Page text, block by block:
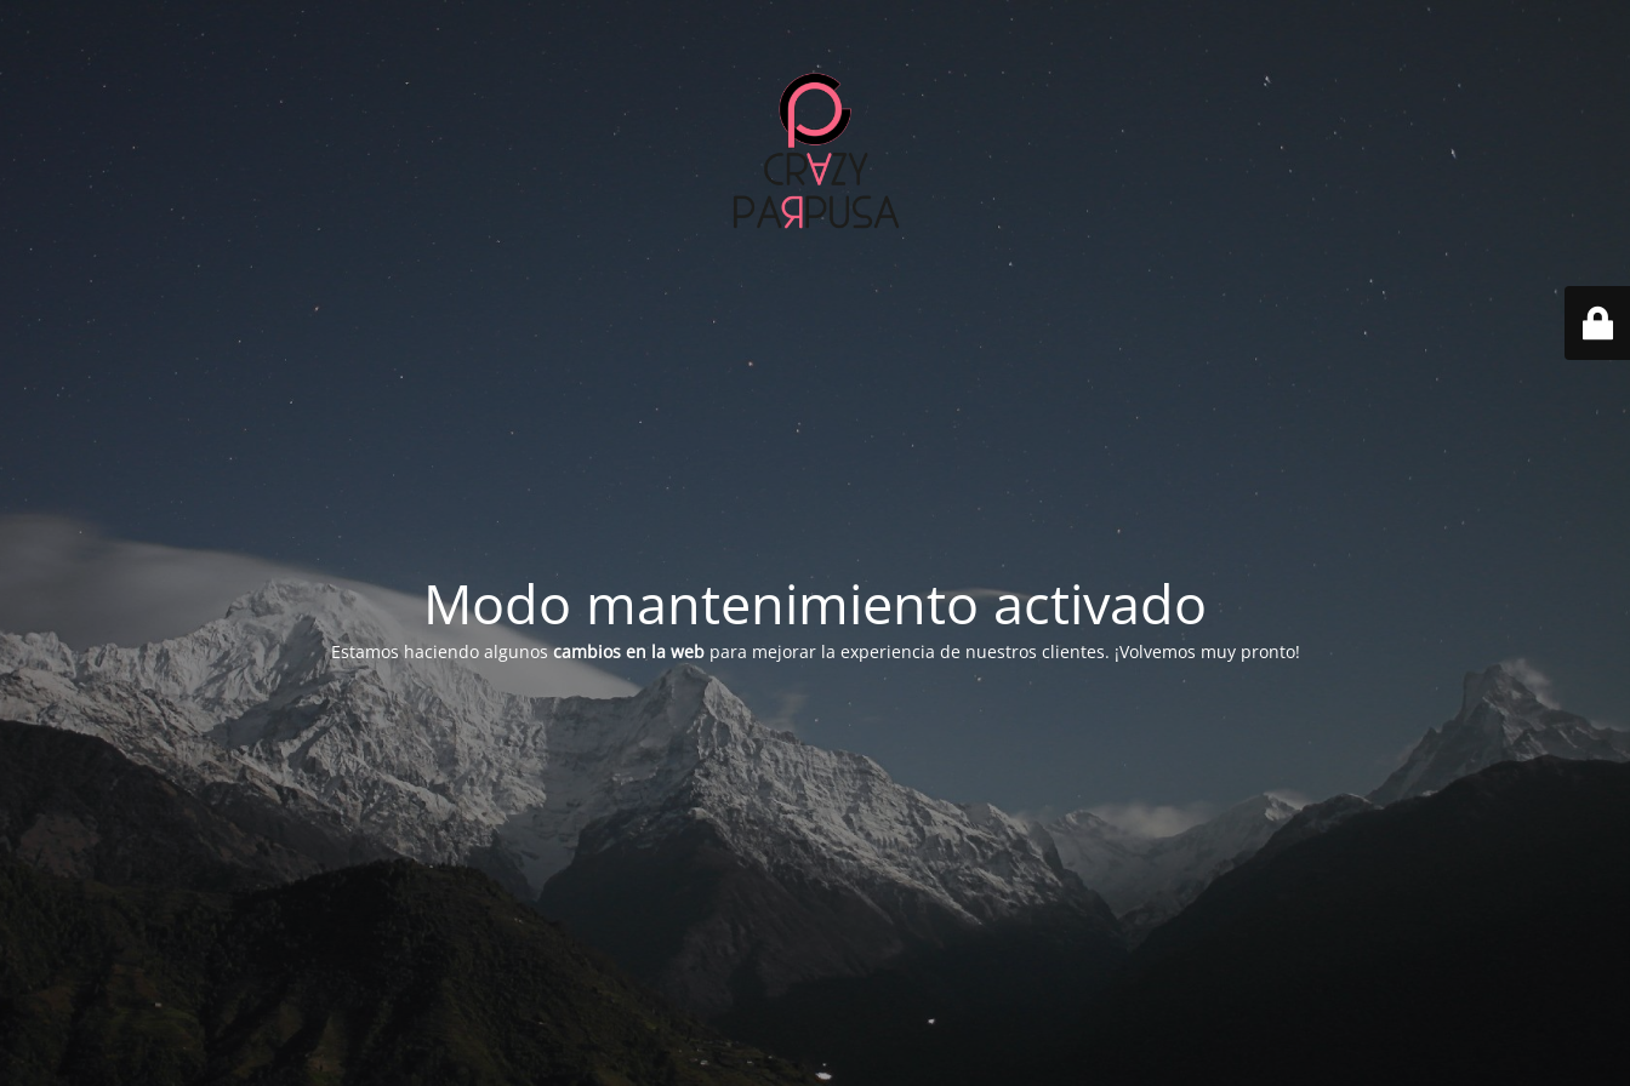
Modo mantenimiento activado
Estamos haciendo algunoscambios en la webpara mejorar la experiencia de nuestros clientes. ¡Volvemos muy pronto!